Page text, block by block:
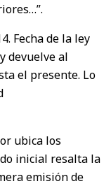
Fecha de la ley
devuelve al
el presente. Lo
ubica los
inicial resalta la
emisión de